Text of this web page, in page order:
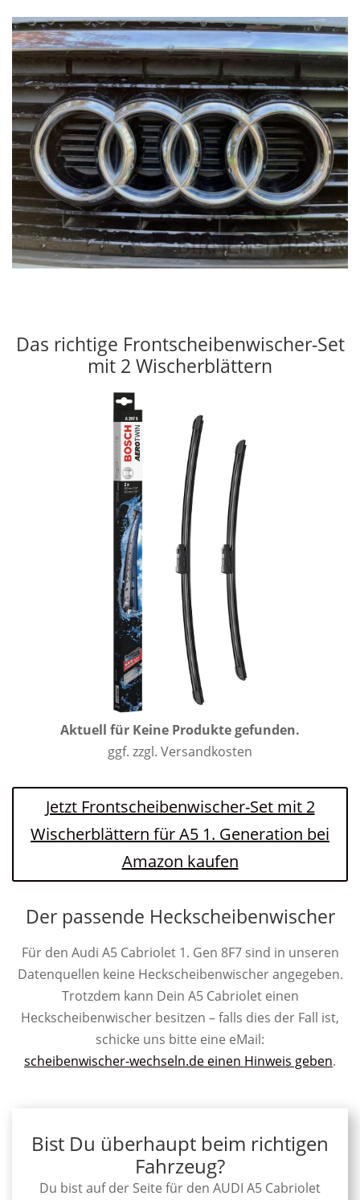
Das richtige Frontscheibenwischer-Set
mit 2 Wischerblättern
Aktuell für Keine Produkte gefunden.
ggf. zzgl. Versandkosten
Jetzt Frontscheibenwischer-Set mit 2
Wischerblättern für A5 1. Generation bei
Amazon kaufen
Der passende Heckscheibenwischer
Für den Audi A5 Cabriolet 1. Gen 8F7 sind in unseren
Datenquellen keine Heckscheibenwischer angegeben.
Trotzdem kann Dein A5 Cabriolet einen
Heckscheibenwischer besitzen – falls dies der Fall ist,
schicke uns bitte eine eMail:
scheibenwischer-wechseln.de einen Hinweis geben.
Bist Du überhaupt beim richtigen
Fahrzeug?
Du bist auf der Seite für den AUDI A5 Cabriolet